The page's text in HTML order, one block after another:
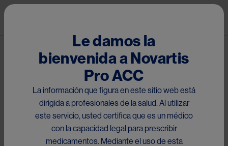
Pasar al contenido principal
Congreso ECTRIMS 2025
Repoblación de Células B y Resultados Posparto tras
Suspensión de Ofatumumab por Embarazo en Mujeres con
Le damos la
bienvenida a Novartis
Pro ACC
La información que figura en este sitio web está
dirigida a profesionales de la salud. Al utilizar
este servicio, usted certifica que es un médico
con la capacidad legal para prescribir
medicamentos. Mediante el uso de esta